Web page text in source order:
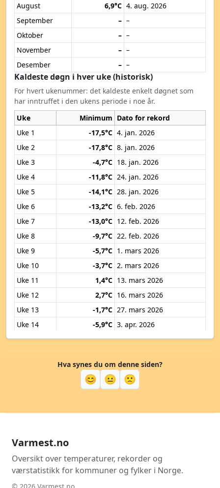
August
6,9°C 4. aug. 2026
September
– –
Oktober
– –
November
– –
Desember
– –
Kaldeste døgn i hver uke (historisk)
For hvert ukenummer: det kaldeste enkelt døgnet som
har inntruffet i den ukens periode i noe år.
Uke
Minimum Dato for rekord
Uke 1
-17,5°C 4. jan. 2026
Uke 2
-17,8°C 8. jan. 2026
Uke 3
-4,7°C 18. jan. 2026
Uke 4
-11,8°C 24. jan. 2026
Uke 5
-14,1°C 28. jan. 2026
Uke 6
-13,2°C 6. feb. 2026
Uke 7
-13,0°C 12. feb. 2026
Uke 8
-9,7°C 22. feb. 2026
Uke 9
-5,7°C 1. mars 2026
Uke 10
-3,7°C 2. mars 2026
Uke 11
1,4°C 13. mars 2026
Uke 12
2,7°C 16. mars 2026
Uke 13
-1,7°C 27. mars 2026
Uke 14
-5,9°C 3. apr. 2026
Uke 15
-1,3°C 11. apr. 2026
Uke 16
-1,4°C 15. apr. 2026
0,2°C 26. apr. 2026
-2,8°C
27. apr. 2026
Uke 20
-2,1°C 11. mai 2026
Uke 22
Uke 23
8,4°C 7. juni 2026
Uke 24
5,7°C
11. juni 2026
Hva synes du om denne siden?
😊 😐 🙁
Varmest.no
Oversikt over temperaturer, rekorder og
værstatistikk for kommuner og fylker i Norge.
© 2026 Varmest.no